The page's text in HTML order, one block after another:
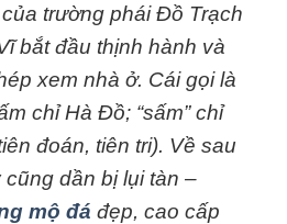
trường phái Đồ Trạch
bắt đầu thịnh hành và
xem nhà ở. Cái gọi là
chỉ Hà Đồ; “sấm” chỉ
đoán, tiên tri). Về sau
dần bị lụi tàn –
mộ đá đẹp, cao cấp